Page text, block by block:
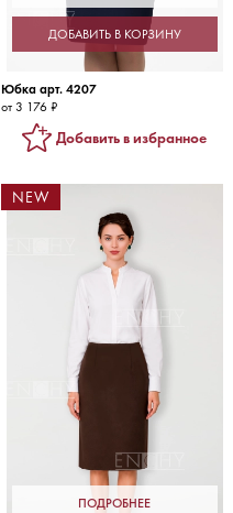
ДОБАВИТЬ В КОРЗИНУ
Юбка арт. 4207
от 3 176 ₽
Добавить в избранное
ПОДРОБНЕЕ
NEW